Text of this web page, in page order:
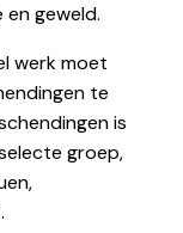
geweld.
werk moet
te
is
groep,